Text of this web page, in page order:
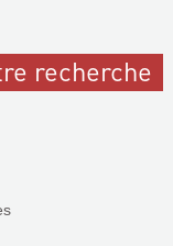
recherche